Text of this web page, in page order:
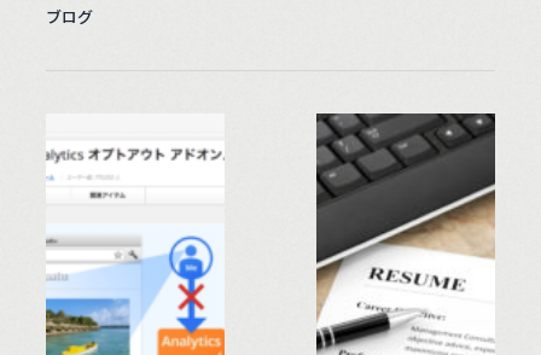
ブログ